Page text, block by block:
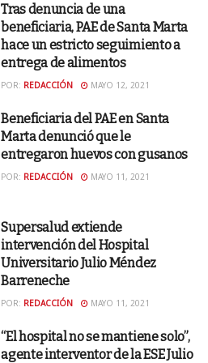
Tras denuncia de una
beneficiaria, PAE de Santa Marta
hace un estricto seguimiento a
entrega de alimentos
POR: REDACCIÓN MAYO 12, 2021
Beneficiaria del PAE en Santa
Marta denunció que le
entregaron huevos con gusanos
POR: REDACCIÓN MAYO 11, 2021
Supersalud extiende
intervención del Hospital
Universitario Julio Méndez
Barreneche
POR: REDACCIÓN MAYO 11, 2021
“El hospital no se mantiene solo”,
agente interventor de la ESE Julio